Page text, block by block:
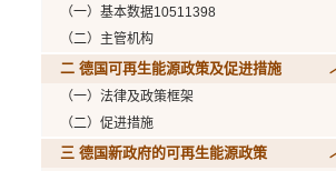
（一）基本数据10511398
（二）主管机构
二 德国可再生能源政策及促进措施
（一）法律及政策框架
（二）促进措施
三 德国新政府的可再生能源政策